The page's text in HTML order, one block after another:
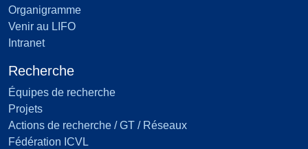
Organigramme
Venir au LIFO
Intranet
Recherche
Équipes de recherche
Projets
Actions de recherche / GT / Réseaux
Fédération ICVL